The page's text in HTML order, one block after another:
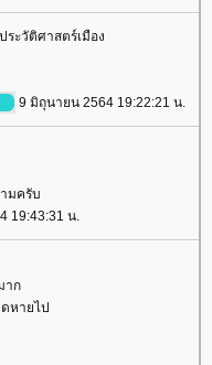
ระวัติศาสตร์เมือง
9 มิถุนายน 2564 19:22:21 น.
มครับ
19:43:31 น.
าก
หายไป